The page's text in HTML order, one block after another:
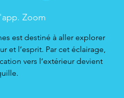
Zoom
est destiné à aller explorer
et l’esprit. Par cet éclairage,
vers l’extérieur devient